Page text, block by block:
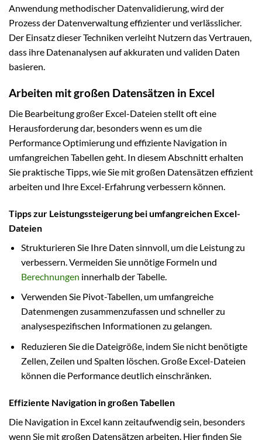
Anwendung methodischer Datenvalidierung, wird der
Prozess der Datenverwaltung effizienter und verlässlicher.
Der Einsatz dieser Techniken verleiht Nutzern das Vertrauen,
dass ihre Datenanalysen auf akkuraten und validen Daten
basieren.
Arbeiten mit großen Datensätzen in Excel
Die Bearbeitung großer Excel-Dateien stellt oft eine
Herausforderung dar, besonders wenn es um die
Performance Optimierung und effiziente Navigation in
umfangreichen Tabellen geht. In diesem Abschnitt erhalten
Sie praktische Tipps, wie Sie mit großen Datensätzen effizient
arbeiten und Ihre Excel-Erfahrung verbessern können.
Tipps zur Leistungssteigerung bei umfangreichen Excel-
Dateien
Strukturieren Sie Ihre Daten sinnvoll, um die Leistung zu
verbessern. Vermeiden Sie unnötige Formeln und
Berechnungen innerhalb der Tabelle.
Verwenden Sie Pivot-Tabellen, um umfangreiche
Datenmengen zusammenzufassen und schneller zu
analysespezifischen Informationen zu gelangen.
Reduzieren Sie die Dateigröße, indem Sie nicht benötigte
Zellen, Zeilen und Spalten löschen. Große Excel-Dateien
können die Performance deutlich einschränken.
Effiziente Navigation in großen Tabellen
Die Navigation in Excel kann zeitaufwendig sein, besonders
wenn Sie mit großen Datensätzen arbeiten. Hier finden Sie